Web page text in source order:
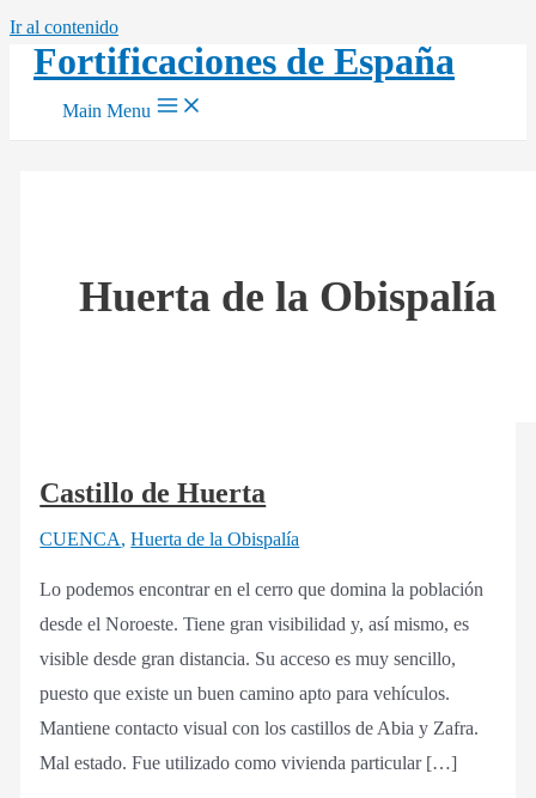
Ir al contenido
Fortificaciones de España
Main Menu
Huerta de la Obispalía
Castillo de Huerta
CUENCA,Huerta de la Obispalía
Lo podemos encontrar en el cerro que domina la población
desde el Noroeste. Tiene gran visibilidad y, así mismo, es
visible desde gran distancia. Su acceso es muy sencillo,
puesto que existe un buen camino apto para vehículos.
Mantiene contacto visual con los castillos de Abia y Zafra.
Mal estado. Fue utilizado como vivienda particular […]